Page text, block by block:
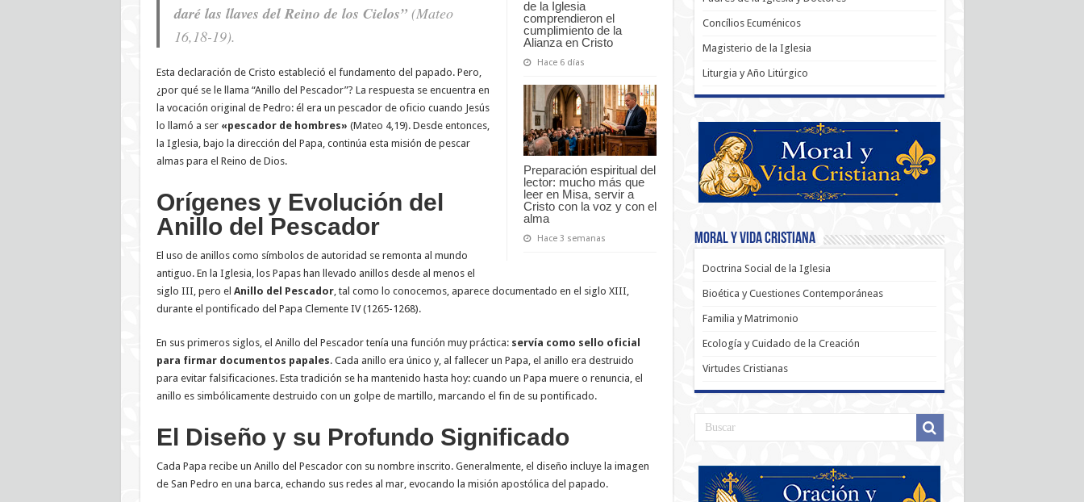
de la Iglesia
comprendieron el
cumplimiento de la
Alianza en Cristo
Hace 6 días
Preparación espiritual del
lector: mucho más que
leer en Misa, servir a
Cristo con la voz y con el
alma
Hace 3 semanas
daré las llaves del Reino de los Cielos”(Mateo
16,18-19).
Esta declaración de Cristo estableció el fundamento del papado. Pero,
¿por qué se le llama “Anillo del Pescador”? La respuesta se encuentra en
la vocación original de Pedro: él era un pescador de oficio cuando Jesús
lo llamó a ser «pescador de hombres» (Mateo 4,19). Desde entonces,
la Iglesia, bajo la dirección del Papa, continúa esta misión de pescar
almas para el Reino de Dios.
Orígenes y Evolución del
Anillo del Pescador
El uso de anillos como símbolos de autoridad se remonta al mundo
antiguo. En la Iglesia, los Papas han llevado anillos desde al menos el
siglo III, pero el Anillo del Pescador, tal como lo conocemos, aparece documentado en el siglo XIII,
durante el pontificado del Papa Clemente IV (1265-1268).
En sus primeros siglos, el Anillo del Pescador tenía una función muy práctica: servía como sello oficial
para firmar documentos papales. Cada anillo era único y, al fallecer un Papa, el anillo era destruido
para evitar falsificaciones. Esta tradición se ha mantenido hasta hoy: cuando un Papa muere o renuncia, el
anillo es simbólicamente destruido con un golpe de martillo, marcando el fin de su pontificado.
El Diseño y su Profundo Significado
Cada Papa recibe un Anillo del Pescador con su nombre inscrito. Generalmente, el diseño incluye la imagen
de San Pedro en una barca, echando sus redes al mar, evocando la misión apostólica del papado.
Concílios Ecuménicos
Magisterio de la Iglesia
Liturgia y Año Litúrgico
Moral y Vida Cristiana
Doctrina Social de la Iglesia
Bioética y Cuestiones Contemporáneas
Familia y Matrimonio
Ecología y Cuidado de la Creación
Virtudes Cristianas